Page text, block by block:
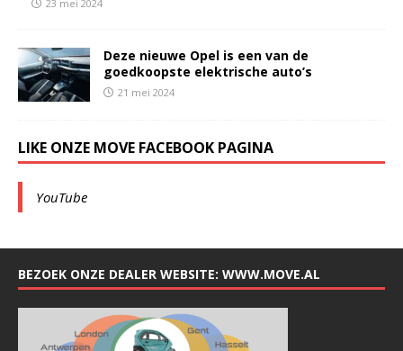
23 mei 2024
Deze nieuwe Opel is een van de
goedkoopste elektrische auto’s
21 mei 2024
LIKE ONZE MOVE FACEBOOK PAGINA
YouTube
BEZOEK ONZE DEALER WEBSITE: WWW.MOVE.AL